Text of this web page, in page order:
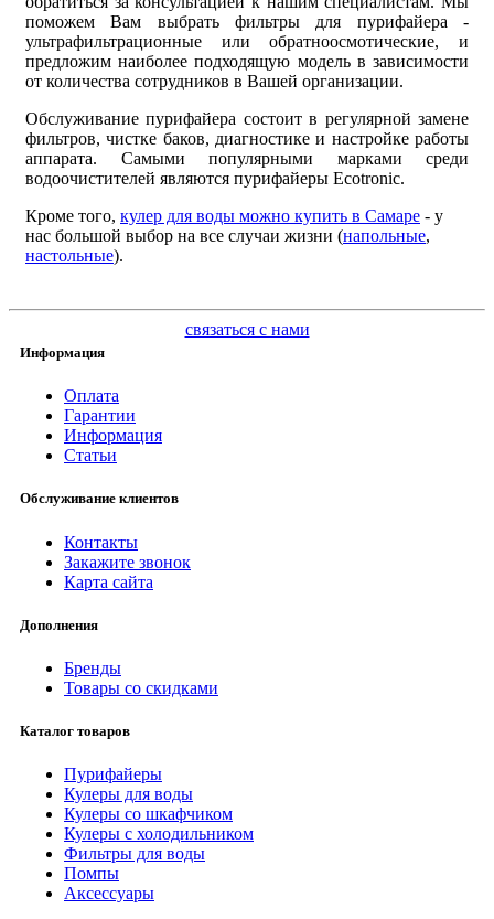
поможем Вам выбрать фильтры для пурифайера -
ультрафильтрационные или обратноосмотические, и
предложим наиболее подходящую модель в зависимости
от количества сотрудников в Вашей организации.
Обслуживание пурифайера состоит в регулярной замене
фильтров, чистке баков, диагностике и настройке работы
аппарата. Самыми популярными марками среди
водоочистителей являются пурифайеры Ecotronic.
Кроме того, кулер для воды можно купить в Самаре - у
нас большой выбор на все случаи жизни (напольные,
настольные).
связаться с нами
Информация
Оплата
Гарантии
Информация
Статьи
Обслуживание клиентов
Контакты
Закажите звонок
Карта сайта
Дополнения
Бренды
Товары со скидками
Каталог товаров
Пурифайеры
Кулеры для воды
Кулеры со шкафчиком
Кулеры с холодильником
Фильтры для воды
Помпы
Аксессуары